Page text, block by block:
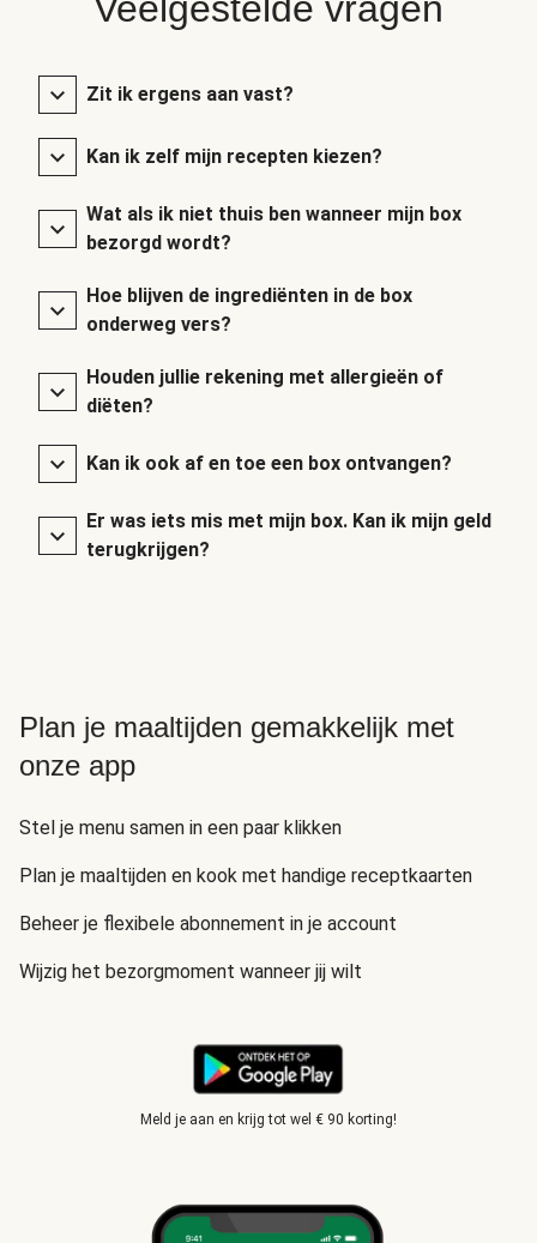
Zit ik ergens aan vast?
Kan ik zelf mijn recepten kiezen?
Wat als ik niet thuis ben wanneer mijn box
bezorgd wordt?
Hoe blijven de ingrediënten in de box
onderweg vers?
Houden jullie rekening met allergieën of
diëten?
Kan ik ook af en toe een box ontvangen?
Er was iets mis met mijn box. Kan ik mijn geld
terugkrijgen?
Plan je maaltijden gemakkelijk met
onze app
Stel je menu samen in een paar klikken
Plan je maaltijden en kook met handige receptkaarten
Beheer je flexibele abonnement in je account
Wijzig het bezorgmoment wanneer jij wilt
Meld je aan en krijg tot wel € 90 korting!